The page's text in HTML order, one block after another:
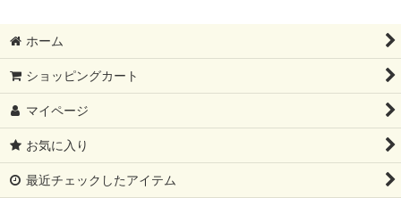
ホーム
ショッピングカート
マイページ
お気に入り
最近チェックしたアイテム